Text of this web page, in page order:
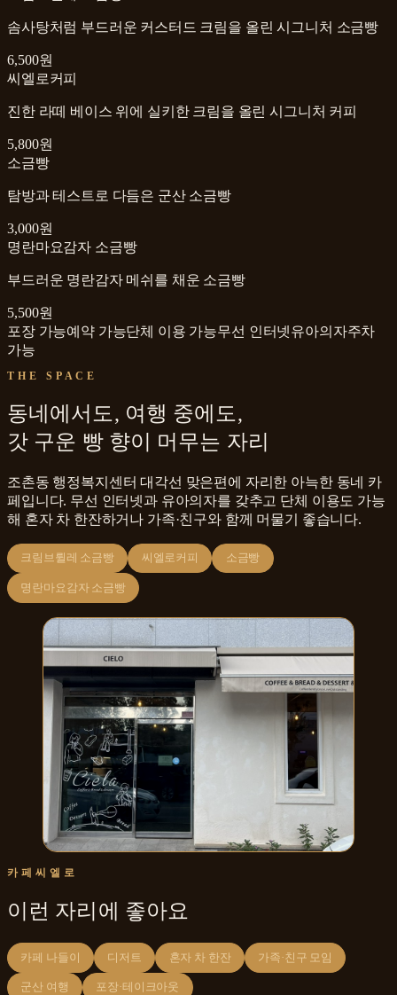
솜사탕처럼 부드러운 커스터드 크림을 올린 시그니처 소금빵
6,500원
씨엘로커피
진한 라떼 베이스 위에 실키한 크림을 올린 시그니처 커피
5,800원
소금빵
탐방과 테스트로 다듬은 군산 소금빵
3,000원
명란마요감자 소금빵
부드러운 명란감자 메쉬를 채운 소금빵
5,500원
포장 가능예약 가능단체 이용 가능무선 인터넷유아의자주차
가능
THE SPACE
동네에서도, 여행 중에도,
갓 구운 빵 향이 머무는 자리
조촌동 행정복지센터 대각선 맞은편에 자리한 아늑한 동네 카
페입니다. 무선 인터넷과 유아의자를 갖추고 단체 이용도 가능
해 혼자 차 한잔하거나 가족·친구와 함께 머물기 좋습니다.
크림브륄레 소금빵 씨엘로커피 소금빵
명란마요감자 소금빵
카페씨엘로
이런 자리에 좋아요
카페 나들이 디저트 혼자 차 한잔 가족·친구 모임
군산 여행 포장·테이크아웃